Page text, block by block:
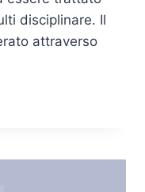
disciplinare. Il
attraverso